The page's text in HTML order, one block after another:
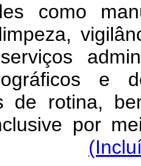
como
e
de rotina,
por
e